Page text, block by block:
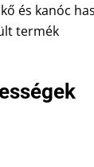
és kanóc
termék